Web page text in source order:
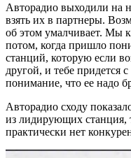
Авторадио выходили на
взять их в партнеры.
об этом умалчивает. Мы
потом, когда пришло
станций, которую если
другой, и тебе придется
понимание, что ее надо
Авторадио сходу
из лидирующих станция,
практически нет